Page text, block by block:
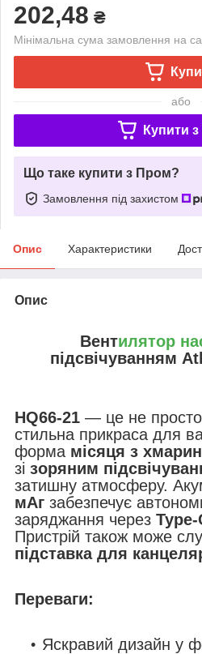
202,48 ₴
Мінімальна сума замовлення на
або
Купити з
Що таке купити з Пром?
Замовлення під захистом
Опис Характеристики
Опис
Вентилятор
підсвічуванням
HQ66-21 — це не
стильна прикраса для
форма місяця з
зі зоряним
затишну атмосферу.
мАг забезпечує
заряджання через Type-
Пристрій також може
підставка для
Переваги:
Яскравий дизайн у